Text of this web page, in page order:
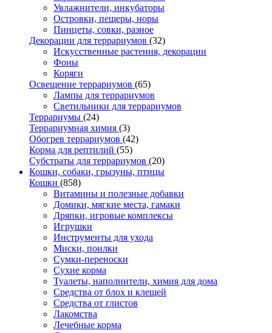
Увлажнители, инкубаторы
Островки, пещеры, норы
Пинцеты, совки, разное
Декорации для террариумов (32)
Искусственные растения, декорации
Фоны
Коряги
Освещение террариумов (65)
Лампы для террариумов
Светильники для террариумов
Террариумы (24)
Террариумная химия (3)
Обогрев террариумов (42)
Корма для рептилий (55)
Субстраты для террариумов (20)
Кошки, собаки, грызуны, птицы
Кошки (858)
Витамины и полезные добавки
Домики, мягкие места, гамаки
Дряпки, игровые комплексы
Игрушки
Инструменты для ухода
Миски, поилки
Сумки-переноски
Сухие корма
Туалеты, наполнители, химия для дома
Средства от блох и клещей
Средства от глистов
Лакомства
Лечебные корма